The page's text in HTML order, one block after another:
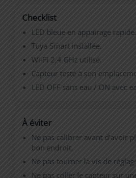
Checklist
LED bleue en appairage rapide.
Tuya Smart installée.
Wi‑Fi 2,4 GHz utilisé.
Capteur testé à son
LED OFF sans eau / ON avec
À éviter
Ne pas calibrer avant d’avoir
bon endroit.
Ne pas tourner la vis de
Ne pas coller le capteur sur